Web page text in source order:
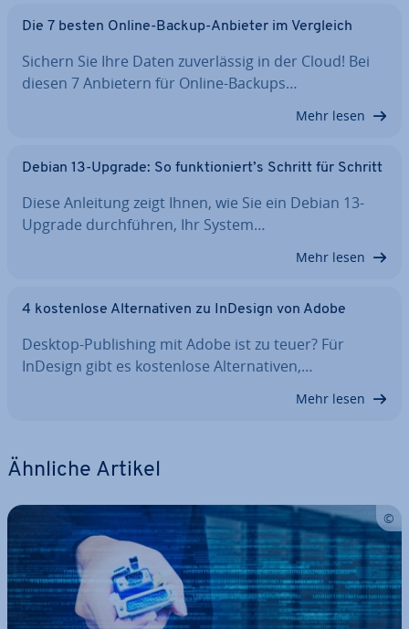
Die 7 besten Online-Backup-Anbieter im Vergleich
Sichern Sie Ihre Daten zu­ver­läs­sig in der Cloud! Bei
diesen 7 Anbietern für Online-Backups…
Mehr lesen
Debian 13-Upgrade: So funk­tio­niert’s Schritt für Schritt
Diese Anleitung zeigt Ihnen, wie Sie ein Debian 13-
Upgrade durch­füh­ren, Ihr System…
Mehr lesen
4 kos­ten­lo­se Al­ter­na­ti­ven zu InDesign von Adobe
Desktop-Pu­bli­shing mit Adobe ist zu teuer? Für
InDesign gibt es kos­ten­lo­se Al­ter­na­ti­ven,…
Mehr lesen
Ähnliche Artikel